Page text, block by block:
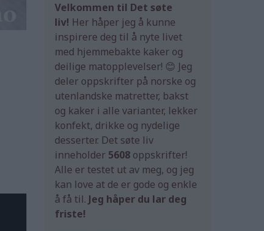
Velkommen til Det søte
liv! Her håper jeg å kunne
inspirere deg til å nyte livet
med hjemmebakte kaker og
deilige matopplevelser! 😊 Jeg
deler oppskrifter på norske og
utenlandske matretter, bakst
og kaker i alle varianter, lekker
konfekt, drikke og nydelige
desserter. Det søte liv
inneholder 5608 oppskrifter!
Alle er testet ut av meg, og jeg
kan love at de er gode og enkle
å få til. Jeg håper du lar deg
friste!